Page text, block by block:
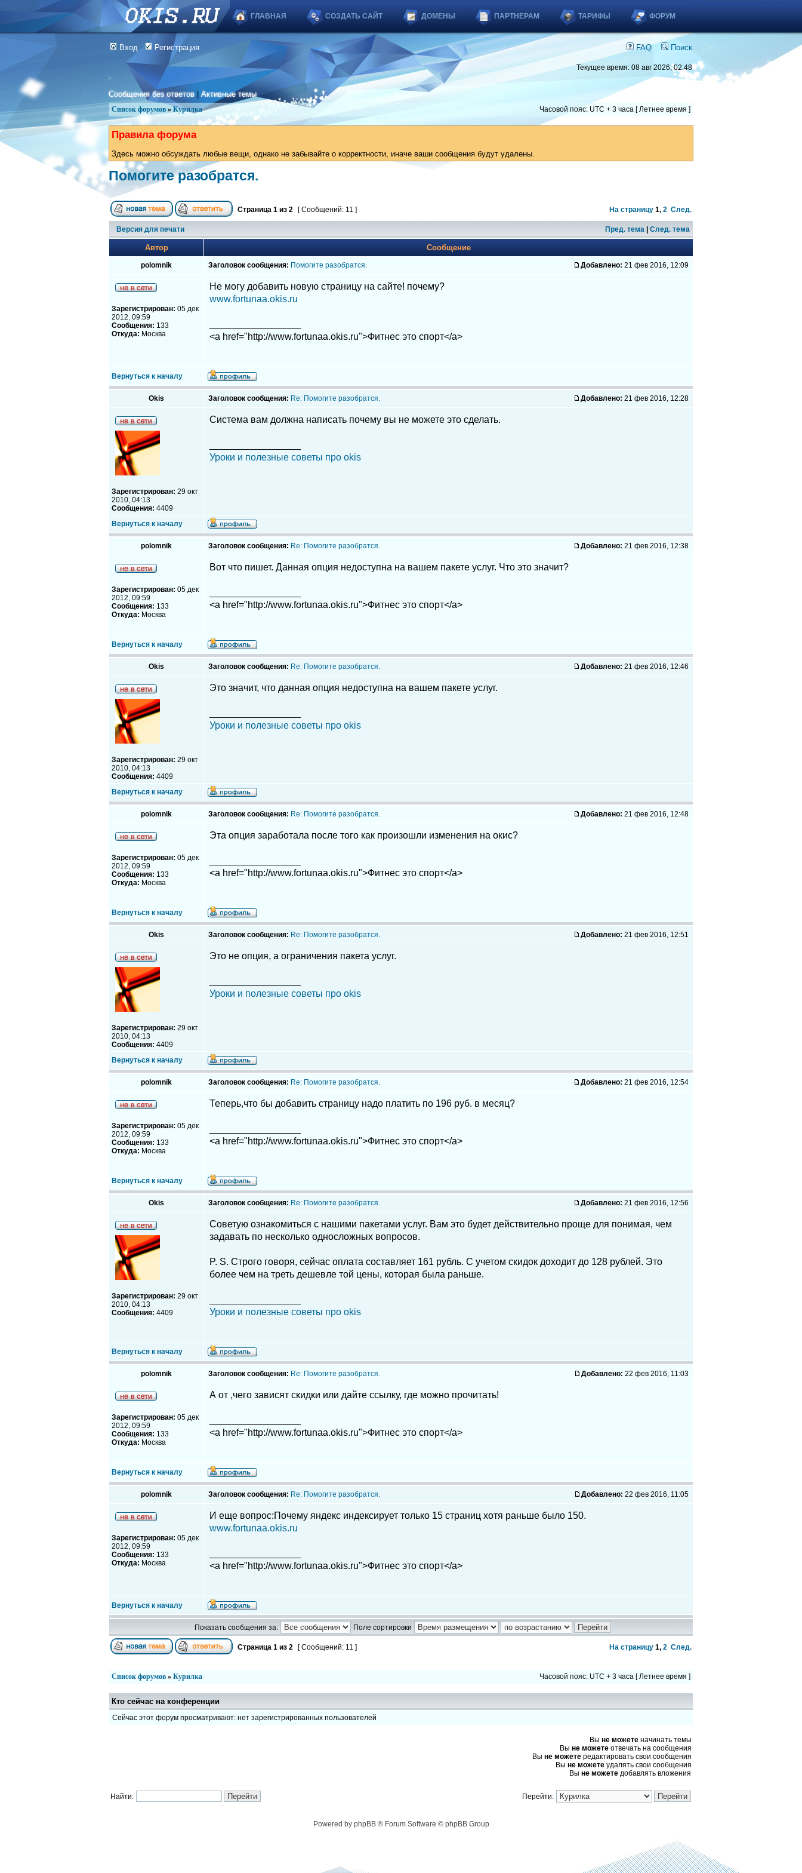
ГЛАВНАЯ СОЗДАТЬ САЙТ ДОМЕНЫ ПАРТНЕРАМ ТАРИФЫ ФОРУМ
Вход Регистрация FAQ Поиск
Текущее время: 08 авг 2026, 02:48
Сообщения без ответов |Активные темы
Список форумов » Курилка Часовой пояс: UTC + 3 часа [ Летнее время ]
Правила форума
Здесь можно обсуждать любые вещи, однако не забывайте о корректности, иначе ваши сообщения будут удалены.
Помогите разобратся.
Страница 1 из 2 [ Сообщений: 11 ] На страницу 1, 2 След.
Версия для печати Пред. тема След. тема
Автор Сообщение
polomnik Заголовок сообщения: Помогите разобратся. Добавлено: 21 фев 2016, 12:09
Зарегистрирован: 05 дек
2012, 09:59
Сообщения: 133
Откуда: Москва
Не могу добавить новую страницу на сайте! почему?
www.fortunaa.okis.ru
<a href="http://www.fortunaa.okis.ru">Фитнес это спорт</a>
Вернуться к началу
Okis Заголовок сообщения: Re: Помогите разобратся. Добавлено: 21 фев 2016, 12:28
Зарегистрирован: 29 окт
2010, 04:13
Сообщения: 4409
Система вам должна написать почему вы не можете это сделать.
Уроки и полезные советы про okis
Вернуться к началу
polomnik Заголовок сообщения: Re: Помогите разобратся. Добавлено: 21 фев 2016, 12:38
Зарегистрирован: 05 дек
2012, 09:59
Сообщения: 133
Откуда: Москва
Вот что пишет. Данная опция недоступна на вашем пакете услуг. Что это значит?
<a href="http://www.fortunaa.okis.ru">Фитнес это спорт</a>
Вернуться к началу
Okis Заголовок сообщения: Re: Помогите разобратся. Добавлено: 21 фев 2016, 12:46
Зарегистрирован: 29 окт
2010, 04:13
Сообщения: 4409
Это значит, что данная опция недоступна на вашем пакете услуг.
Уроки и полезные советы про okis
Вернуться к началу
polomnik Заголовок сообщения: Re: Помогите разобратся. Добавлено: 21 фев 2016, 12:48
Зарегистрирован: 05 дек
2012, 09:59
Сообщения: 133
Откуда: Москва
Эта опция заработала после того как произошли изменения на окис?
<a href="http://www.fortunaa.okis.ru">Фитнес это спорт</a>
Вернуться к началу
Okis Заголовок сообщения: Re: Помогите разобратся. Добавлено: 21 фев 2016, 12:51
Зарегистрирован: 29 окт
2010, 04:13
Сообщения: 4409
Это не опция, а ограничения пакета услуг.
Уроки и полезные советы про okis
Вернуться к началу
polomnik Заголовок сообщения: Re: Помогите разобратся. Добавлено: 21 фев 2016, 12:54
Зарегистрирован: 05 дек
2012, 09:59
Сообщения: 133
Откуда: Москва
Теперь,что бы добавить страницу надо платить по 196 руб. в месяц?
<a href="http://www.fortunaa.okis.ru">Фитнес это спорт</a>
Вернуться к началу
Okis Заголовок сообщения: Re: Помогите разобратся. Добавлено: 21 фев 2016, 12:56
Зарегистрирован: 29 окт
2010, 04:13
Сообщения: 4409
Советую ознакомиться с нашими пакетами услуг. Вам это будет действительно проще для понимая, чем
задавать по несколько односложных вопросов.
P. S. Строго говоря, сейчас оплата составляет 161 рубль. С учетом скидок доходит до 128 рублей. Это
более чем на треть дешевле той цены, которая была раньше.
Уроки и полезные советы про okis
Вернуться к началу
polomnik Заголовок сообщения: Re: Помогите разобратся. Добавлено: 22 фев 2016, 11:03
Зарегистрирован: 05 дек
2012, 09:59
Сообщения: 133
Откуда: Москва
А от ,чего зависят скидки или дайте ссылку, где можно прочитать!
<a href="http://www.fortunaa.okis.ru">Фитнес это спорт</a>
Вернуться к началу
polomnik Заголовок сообщения: Re: Помогите разобратся. Добавлено: 22 фев 2016, 11:05
Зарегистрирован: 05 дек
2012, 09:59
Сообщения: 133
Откуда: Москва
И еще вопрос:Почему яндекс индексирует только 15 страниц хотя раньше было 150.
www.fortunaa.okis.ru
<a href="http://www.fortunaa.okis.ru">Фитнес это спорт</a>
Вернуться к началу
Показать сообщения за: Поле сортировки
Страница 1 из 2 [ Сообщений: 11 ] На страницу 1, 2 След.
Список форумов » Курилка Часовой пояс: UTC + 3 часа [ Летнее время ]
Кто сейчас на конференции
Сейчас этот форум просматривают: нет зарегистрированных пользователей
Вы не можете начинать темы
Вы не можете отвечать на сообщения
Вы не можете редактировать свои сообщения
Вы не можете удалять свои сообщения
Вы не можете добавлять вложения
Найти: Перейти:
Powered by phpBB ® Forum Software © phpBB Group